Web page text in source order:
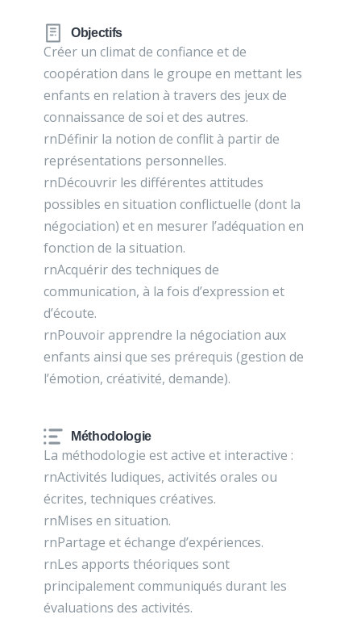
Objectifs
Créer un climat de confiance et de
coopération dans le groupe en mettant les
enfants en relation à travers des jeux de
connaissance de soi et des autres.
rnDéfinir la notion de conflit à partir de
représentations personnelles.
rnDécouvrir les différentes attitudes
possibles en situation conflictuelle (dont la
négociation) et en mesurer l’adéquation en
fonction de la situation.
rnAcquérir des techniques de
communication, à la fois d’expression et
d’écoute.
rnPouvoir apprendre la négociation aux
enfants ainsi que ses prérequis (gestion de
l’émotion, créativité, demande).
Méthodologie
La méthodologie est active et interactive :
rnActivités ludiques, activités orales ou
écrites, techniques créatives.
rnMises en situation.
rnPartage et échange d’expériences.
rnLes apports théoriques sont
principalement communiqués durant les
évaluations des activités.